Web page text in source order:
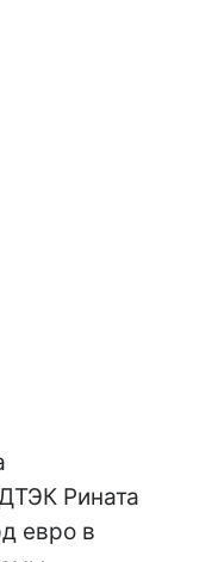
Рината
евро в